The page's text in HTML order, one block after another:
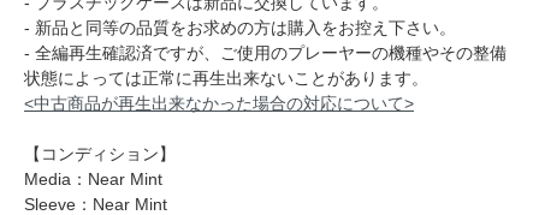
- 新品と同等の品質をお求めの方は購入をお控え下さい。
- 全編再生確認済ですが、ご使用のプレーヤーの機種やその整備
状態によっては正常に再生出来ないことがあります。
<中古商品が再生出来なかった場合の対応について>
【コンディション】
Media：Near Mint
Sleeve：Near Mint